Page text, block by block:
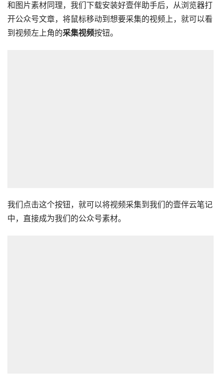
和图片素材同理，我们下载安装好壹伴助手后，从浏览器打
开公众号文章，将鼠标移动到想要采集的视频上，就可以看
到视频左上角的采集视频按钮。
我们点击这个按钮，就可以将视频采集到我们的壹伴云笔记
中，直接成为我们的公众号素材。